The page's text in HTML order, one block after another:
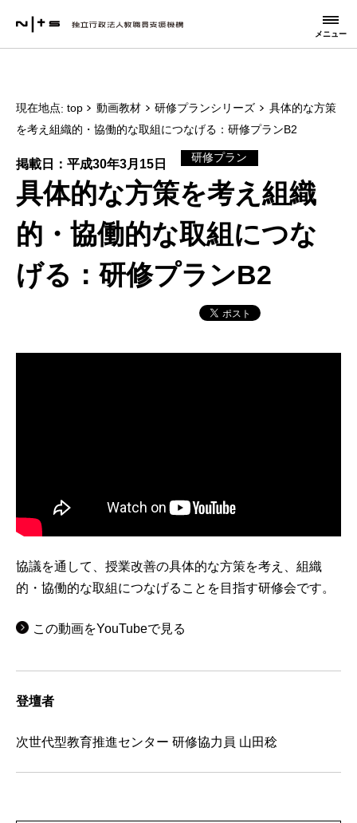
メニュー
現在地点 top 動画教材 研修プランシリーズ
具体的な方策
を考え組織的・協働的な取組につなげる：研修プランB2
掲載日：平成30年3月15日 研修プラン
具体的な方策を考え組織
的・協働的な取組につな
げる：研修プランB2
協議を通して、授業改善の具体的な方策を考え、組織
的・協働的な取組につなげることを目指す研修会です。
この動画をYouTubeで見る
登壇者
次世代型教育推進センター 研修協力員 山田稔